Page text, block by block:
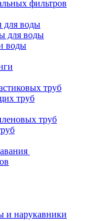
фильтров
для воды
для воды
воды
труб
труб
труб
и нарукавники